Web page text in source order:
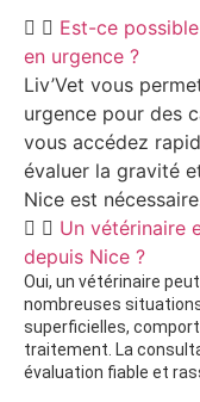
Est-ce
en urgence ?
Liv’Vet vous
urgence pour des
vous accédez
évaluer la gravité
Nice est
Un vétérinaire
depuis Nice ?
Oui, un vétérinaire
nombreuses
superficielles,
traitement. La
évaluation fiable et